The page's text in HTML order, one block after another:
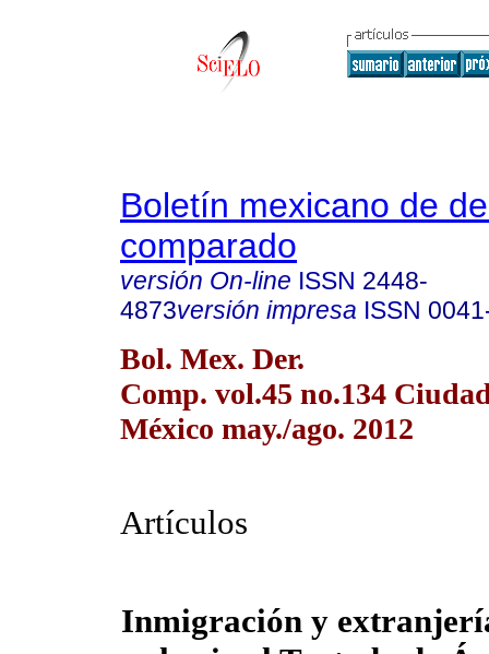
Boletín mexicano de
comparado
versión On-line ISSN 2448-
4873versión impresa ISSN
Bol. Mex. Der.
Comp. vol.45 no.134
México may./ago. 2012
Artículos
Inmigración y